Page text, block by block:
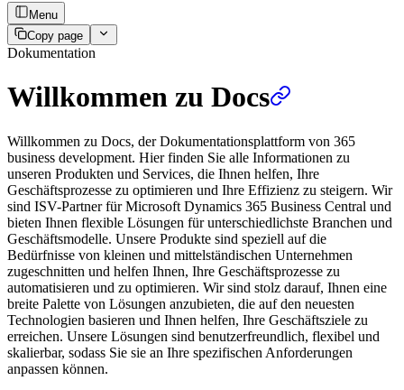
Menu
Copy page
Dokumentation
Willkommen zu Docs
Willkommen zu Docs, der Dokumentationsplattform von 365
business development. Hier finden Sie alle Informationen zu
unseren Produkten und Services, die Ihnen helfen, Ihre
Geschäftsprozesse zu optimieren und Ihre Effizienz zu steigern. Wir
sind ISV-Partner für Microsoft Dynamics 365 Business Central und
bieten Ihnen flexible Lösungen für unterschiedlichste Branchen und
Geschäftsmodelle. Unsere Produkte sind speziell auf die
Bedürfnisse von kleinen und mittelständischen Unternehmen
zugeschnitten und helfen Ihnen, Ihre Geschäftsprozesse zu
automatisieren und zu optimieren. Wir sind stolz darauf, Ihnen eine
breite Palette von Lösungen anzubieten, die auf den neuesten
Technologien basieren und Ihnen helfen, Ihre Geschäftsziele zu
erreichen. Unsere Lösungen sind benutzerfreundlich, flexibel und
skalierbar, sodass Sie sie an Ihre spezifischen Anforderungen
anpassen können.